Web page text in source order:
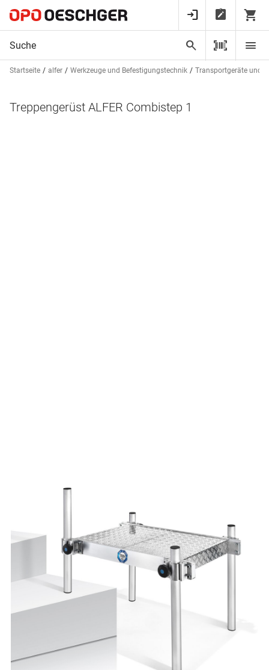
Startseite alfer Werkzeuge und Befestigungstechnik Transportgeräte und
Treppengerüst ALFER Combistep 1